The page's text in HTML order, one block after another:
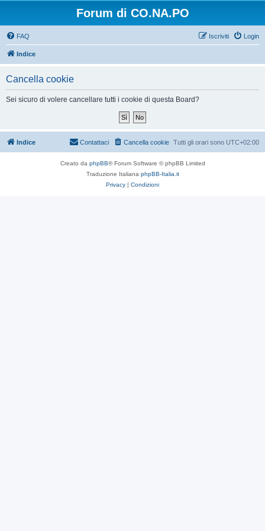
Forum di CO.NA.PO
FAQ Login
Iscriviti
Indice
Cancella cookie
Sei sicuro di volere cancellare tutti i cookie di questa Board?
Indice Tutti gli orari sono UTC+02:00
Cancella cookie
Contattaci
Creato da phpBB® Forum Software © phpBB Limited
Traduzione Italiana phpBB-Italia.it
Privacy | Condizioni